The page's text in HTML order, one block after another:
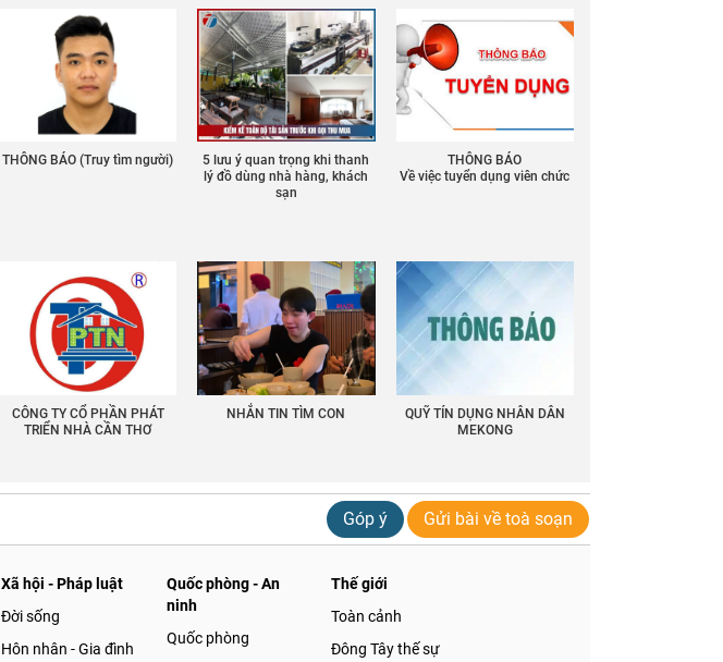
THÔNG BÁO (Truy tìm người)
5 lưu ý quan trọng khi thanh
lý đồ dùng nhà hàng, khách
sạn
THÔNG BÁO
Về việc tuyển dụng viên chức
CÔNG TY CỔ PHẦN PHÁT
TRIỂN NHÀ CẦN THƠ
NHẮN TIN TÌM CON
QUỸ TÍN DỤNG NHÂN DÂN
MEKONG
Góp ý Gửi bài về toà soạn
Xã hội - Pháp luật
Đời sống
Hôn nhân - Gia đình
Quốc phòng - An
ninh
Quốc phòng
Thế giới
Toàn cảnh
Đông Tây thế sự